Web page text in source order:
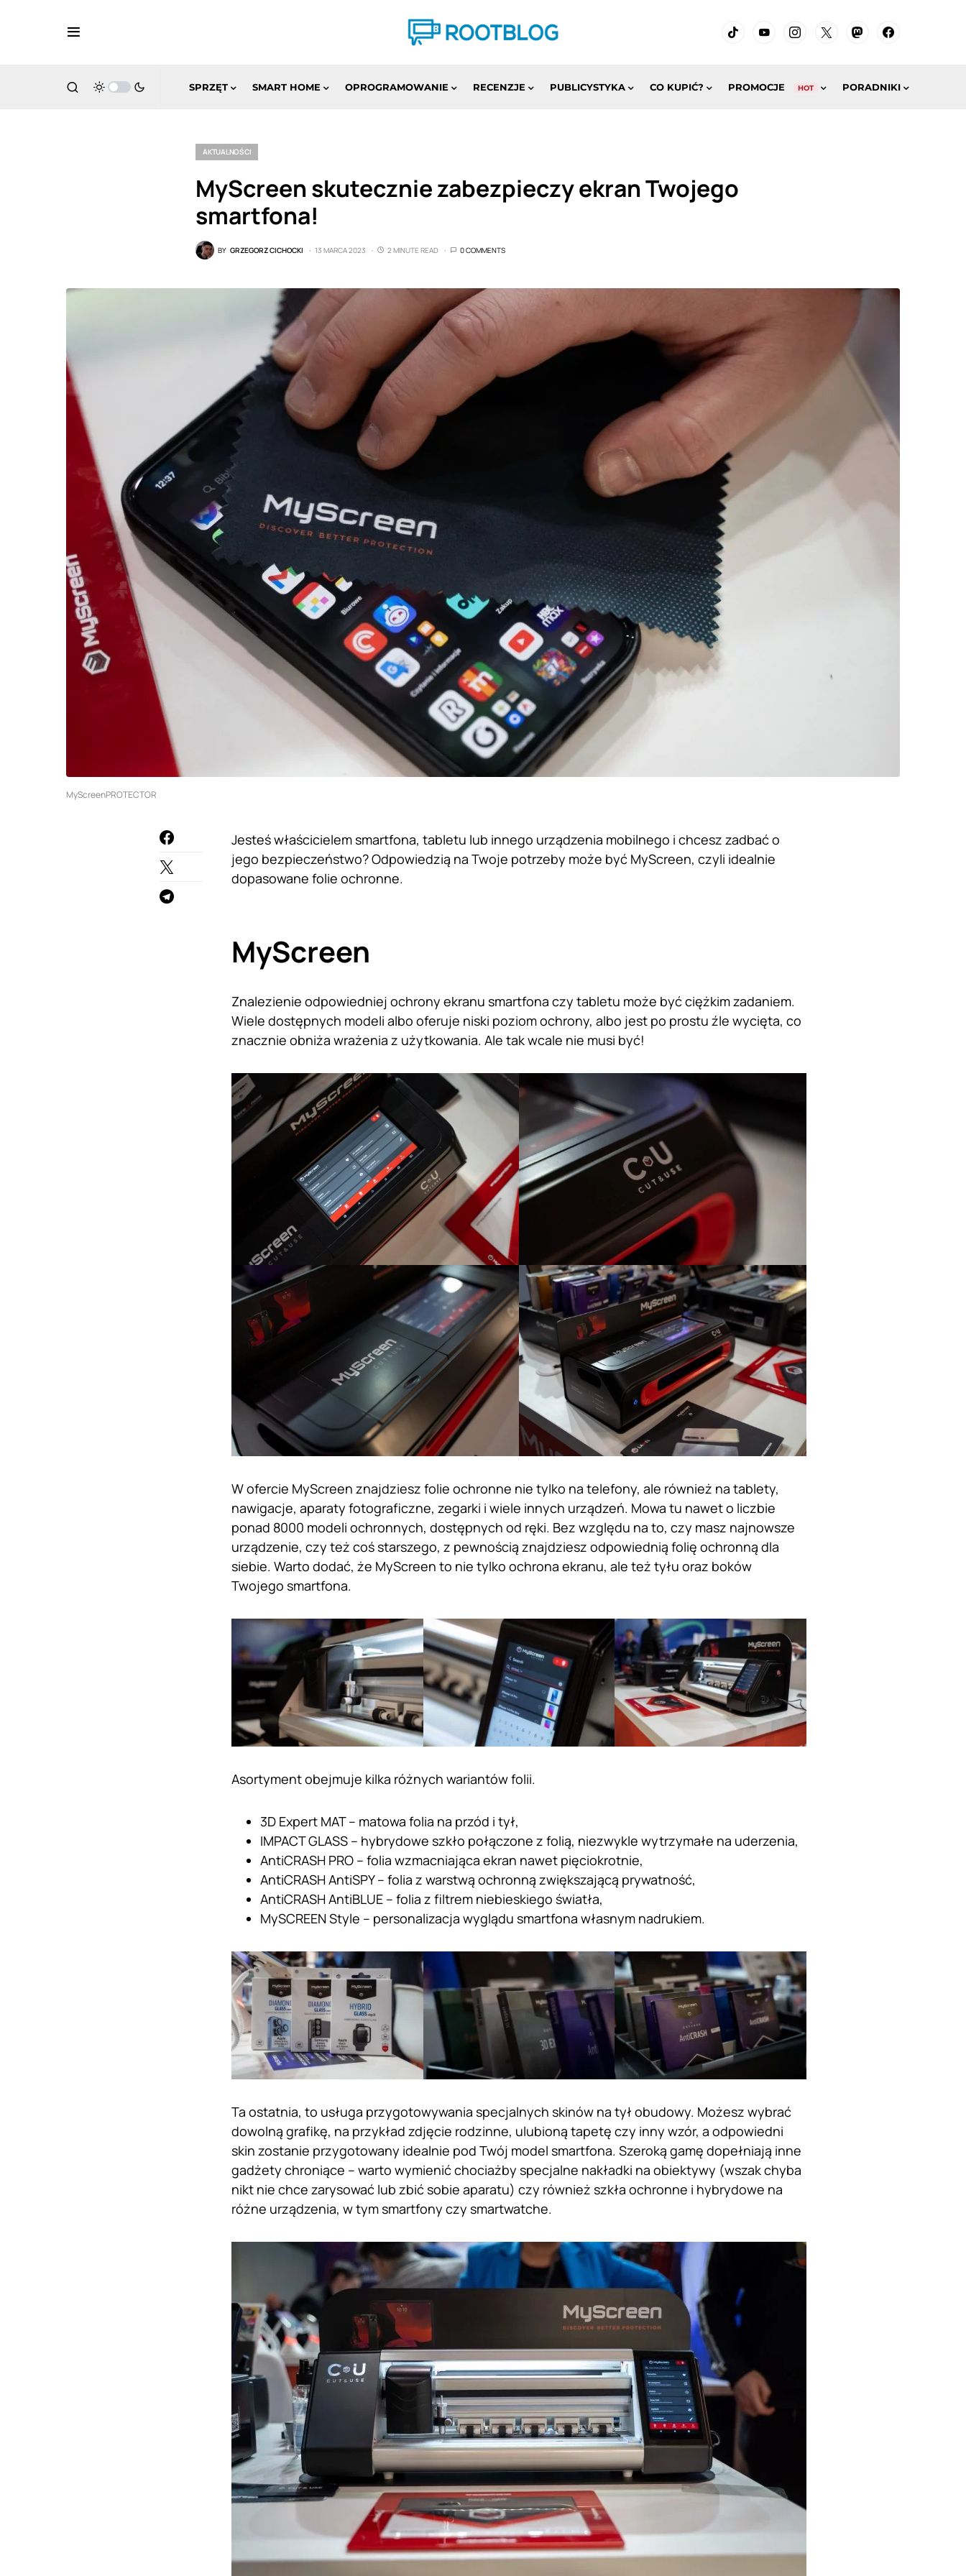
SPRZĘT SMART HOME OPROGRAMOWANIE RECENZJE PUBLICYSTYKA CO KUPIĆ? PROMOCJE HOT PORADNIKI
AKTUALNOŚCI
MyScreen skutecznie zabezpieczy ekran Twojego
smartfona!
BY GRZEGORZ CICHOCKI 13 MARCA 2023 2 MINUTE READ 0 COMMENTS
MyScreenPROTECTOR
Jesteś właścicielem smartfona, tabletu lub innego urządzenia mobilnego i chcesz zadbać o
jego bezpieczeństwo? Odpowiedzią na Twoje potrzeby może być MyScreen, czyli idealnie
dopasowane folie ochronne.
MyScreen
Znalezienie odpowiedniej ochrony ekranu smartfona czy tabletu może być ciężkim zadaniem.
Wiele dostępnych modeli albo oferuje niski poziom ochrony, albo jest po prostu źle wycięta, co
znacznie obniża wrażenia z użytkowania. Ale tak wcale nie musi być!
W ofercie MyScreen znajdziesz folie ochronne nie tylko na telefony, ale również na tablety,
nawigacje, aparaty fotograficzne, zegarki i wiele innych urządzeń. Mowa tu nawet o liczbie
ponad 8000 modeli ochronnych, dostępnych od ręki. Bez względu na to, czy masz najnowsze
urządzenie, czy też coś starszego, z pewnością znajdziesz odpowiednią folię ochronną dla
siebie. Warto dodać, że MyScreen to nie tylko ochrona ekranu, ale też tyłu oraz boków
Twojego smartfona.
Asortyment obejmuje kilka różnych wariantów folii.
3D Expert MAT – matowa folia na przód i tył,
IMPACT GLASS – hybrydowe szkło połączone z folią, niezwykle wytrzymałe na uderzenia,
AntiCRASH PRO – folia wzmacniająca ekran nawet pięciokrotnie,
AntiCRASH AntiSPY – folia z warstwą ochronną zwiększającą prywatność,
AntiCRASH AntiBLUE – folia z filtrem niebieskiego światła,
MySCREEN Style – personalizacja wyglądu smartfona własnym nadrukiem.
Ta ostatnia, to usługa przygotowywania specjalnych skinów na tył obudowy. Możesz wybrać
dowolną grafikę, na przykład zdjęcie rodzinne, ulubioną tapetę czy inny wzór, a odpowiedni
skin zostanie przygotowany idealnie pod Twój model smartfona. Szeroką gamę dopełniają inne
gadżety chroniące – warto wymienić chociażby specjalne nakładki na obiektywy (wszak chyba
nikt nie chce zarysować lub zbić sobie aparatu) czy również szkła ochronne i hybrydowe na
różne urządzenia, w tym smartfony czy smartwatche.